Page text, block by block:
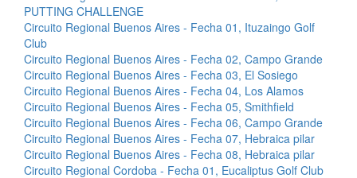
PUTTING CHALLENGE
Circuito Regional Buenos Aires - Fecha 01, Ituzaingo Golf
Club
Circuito Regional Buenos Aires - Fecha 02, Campo Grande
Circuito Regional Buenos Aires - Fecha 03, El Sosiego
Circuito Regional Buenos Aires - Fecha 04, Los Alamos
Circuito Regional Buenos Aires - Fecha 05, Smithfield
Circuito Regional Buenos Aires - Fecha 06, Campo Grande
Circuito Regional Buenos Aires - Fecha 07, Hebraica pilar
Circuito Regional Buenos Aires - Fecha 08, Hebraica pilar
Circuito Regional Cordoba - Fecha 01, Eucaliptus Golf Club